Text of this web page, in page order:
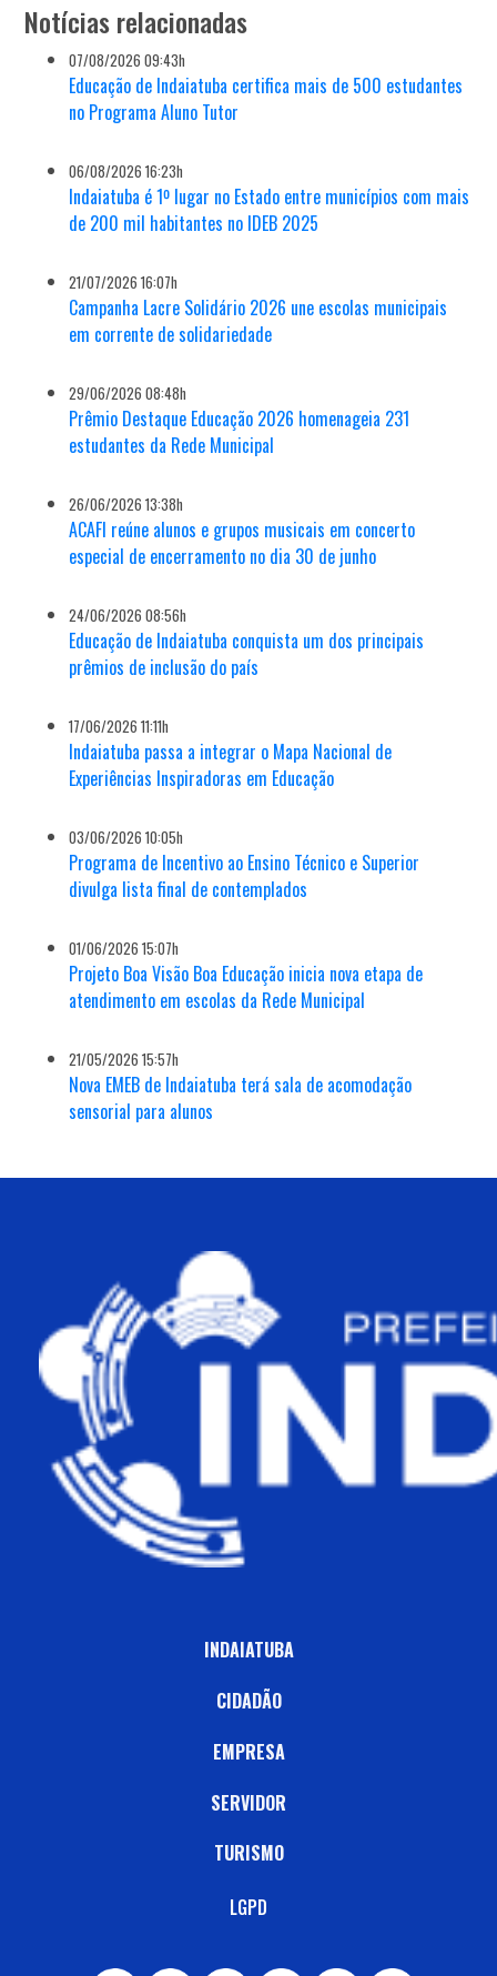
Notícias relacionadas
07/08/2026 09:43h
Educação de Indaiatuba certifica mais de 500 estudantes
no Programa Aluno Tutor
06/08/2026 16:23h
Indaiatuba é 1º lugar no Estado entre municípios com mais
de 200 mil habitantes no IDEB 2025
21/07/2026 16:07h
Campanha Lacre Solidário 2026 une escolas municipais
em corrente de solidariedade
29/06/2026 08:48h
Prêmio Destaque Educação 2026 homenageia 231
estudantes da Rede Municipal
26/06/2026 13:38h
ACAFI reúne alunos e grupos musicais em concerto
especial de encerramento no dia 30 de junho
24/06/2026 08:56h
Educação de Indaiatuba conquista um dos principais
prêmios de inclusão do país
17/06/2026 11:11h
Indaiatuba passa a integrar o Mapa Nacional de
Experiências Inspiradoras em Educação
03/06/2026 10:05h
Programa de Incentivo ao Ensino Técnico e Superior
divulga lista final de contemplados
01/06/2026 15:07h
Projeto Boa Visão Boa Educação inicia nova etapa de
atendimento em escolas da Rede Municipal
21/05/2026 15:57h
Nova EMEB de Indaiatuba terá sala de acomodação
sensorial para alunos
INDAIATUBA
CIDADÃO
EMPRESA
SERVIDOR
TURISMO
LGPD